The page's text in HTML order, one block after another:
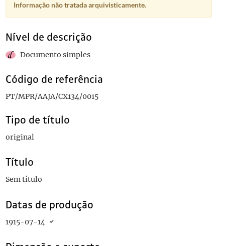
Informação não tratada arquivisticamente.
Nível de descrição
Documento simples
Código de referência
PT/MPR/AAJA/CX134/0015
Tipo de título
original
Título
Sem título
Datas de produção
1915-07-14